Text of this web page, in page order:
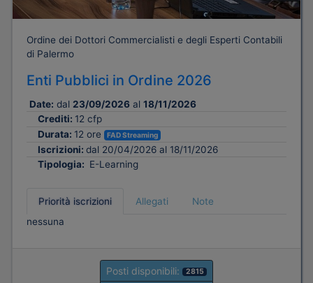
Ordine dei Dottori Commercialisti e degli Esperti Contabili
di Palermo
Enti Pubblici in Ordine 2026
Date: dal 23/09/2026 al 18/11/2026
Crediti: 12 cfp
Durata: 12 ore FAD Streaming
Iscrizioni: dal 20/04/2026 al 18/11/2026
Tipologia: E-Learning
Priorità iscrizioni Allegati
Note
nessuna
Posti disponibili: 2815